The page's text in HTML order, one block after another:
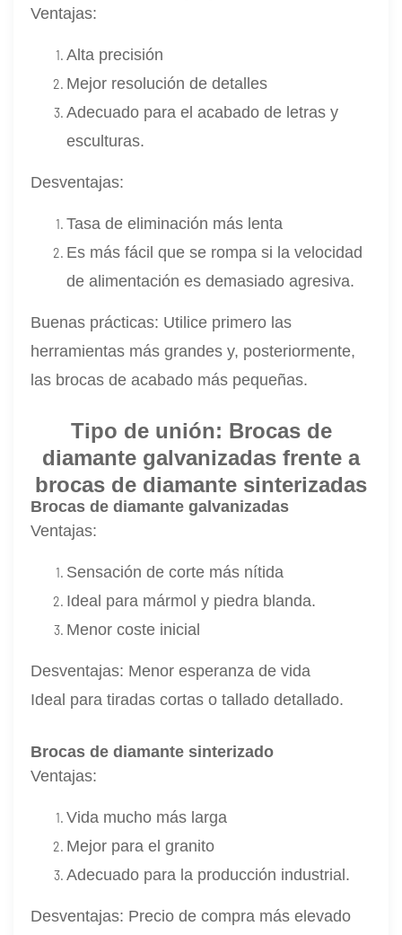
Ventajas:
Alta precisión
Mejor resolución de detalles
Adecuado para el acabado de letras y
esculturas.
Desventajas:
Tasa de eliminación más lenta
Es más fácil que se rompa si la velocidad
de alimentación es demasiado agresiva.
Buenas prácticas: Utilice primero las
herramientas más grandes y, posteriormente,
las brocas de acabado más pequeñas.
Tipo de unión: Brocas de
diamante galvanizadas frente a
brocas de diamante sinterizadas
Brocas de diamante galvanizadas
Ventajas:
Sensación de corte más nítida
Ideal para mármol y piedra blanda.
Menor coste inicial
Desventajas: Menor esperanza de vida
Ideal para tiradas cortas o tallado detallado.
Brocas de diamante sinterizado
Ventajas:
Vida mucho más larga
Mejor para el granito
Adecuado para la producción industrial.
Desventajas: Precio de compra más elevado